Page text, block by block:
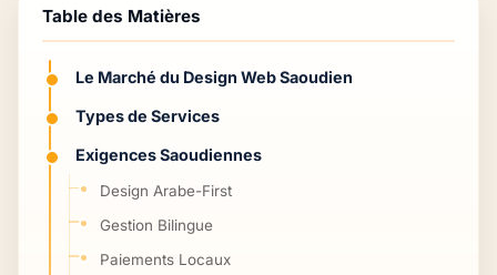
Table des Matières
Le Marché du Design Web Saoudien
Types de Services
Exigences Saoudiennes
Design Arabe-First
Gestion Bilingue
Paiements Locaux